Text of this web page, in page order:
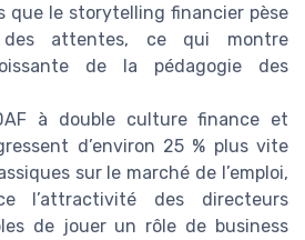
que le storytelling financier pèse
attentes, ce qui montre
de la pédagogie des
à double culture finance et
d’environ 25 % plus vite
sur le marché de l’emploi,
l’attractivité des directeurs
de jouer un rôle de business